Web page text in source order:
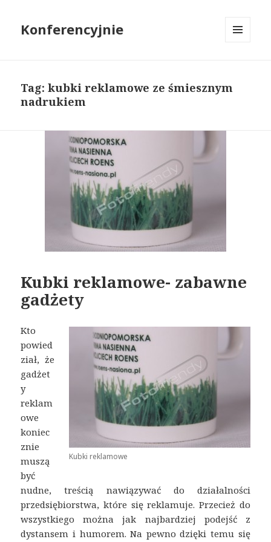
Konferencyjnie
Tag: kubki reklamowe ze śmiesznym
nadrukiem
Kubki reklamowe- zabawne
gadżety
Kubki reklamowe
Kto
powied
ział, że
gadżet
y
reklam
owe
koniec
znie
muszą
być
nudne, treścią nawiązywać do działalności
przedsiębiorstwa, które się reklamuje. Przecież do
wszystkiego można jak najbardziej podejść z
dystansem i humorem. Na pewno dzięki temu się